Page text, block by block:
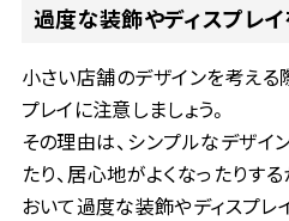
過度な装飾やディスプレ
小さい店舗のデザインを考える
プレイに注意しましょう。
その理由は、シンプルなデザイ
たり、居心地がよくなったりす
おいて過度な装飾やディスプレ